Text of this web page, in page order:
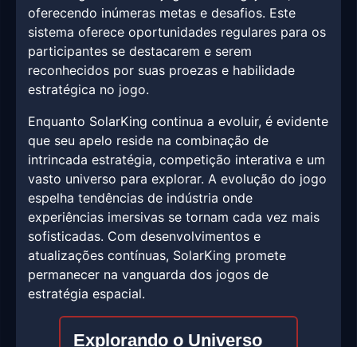
oferecendo inúmeras metas e desafios. Este
sistema oferece oportunidades regulares para os
participantes se destacarem e serem
reconhecidos por suas proezas e habilidade
estratégica no jogo.
Enquanto SolarKing continua a evoluir, é evidente
que seu apelo reside na combinação de
intrincada estratégia, competição interativa e um
vasto universo para explorar. A evolução do jogo
espelha tendências de indústria onde
experiências imersivas se tornam cada vez mais
sofisticadas. Com desenvolvimentos e
atualizações contínuas, SolarKing promete
permanecer na vanguarda dos jogos de
estratégia espacial.
Explorando o Universo